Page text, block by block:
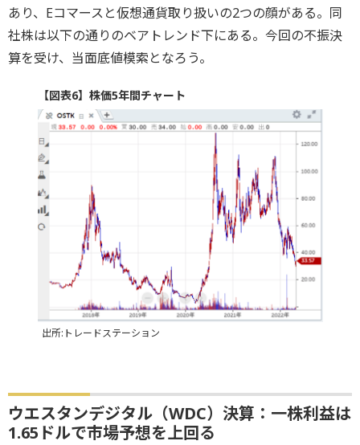
あり、Eコマースと仮想通貨取り扱いの2つの顔がある。同
社株は以下の通りのベアトレンド下にある。今回の不振決
算を受け、当面底値模索となろう。
【図表6】株価5年間チャート
出所:トレードステーション
ウエスタンデジタル（WDC）決算：一株利益は
1.65ドルで市場予想を上回る